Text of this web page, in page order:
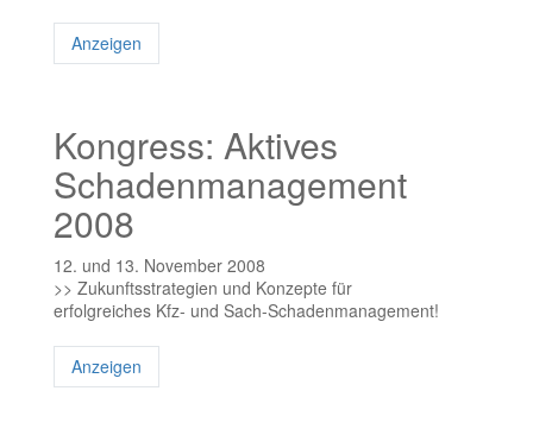
Anzeigen
Kongress: Aktives
Schadenmanagement
2008
12. und 13. November 2008
>> Zukunftsstrategien und Konzepte für
erfolgreiches Kfz- und Sach-Schadenmanagement!
Anzeigen